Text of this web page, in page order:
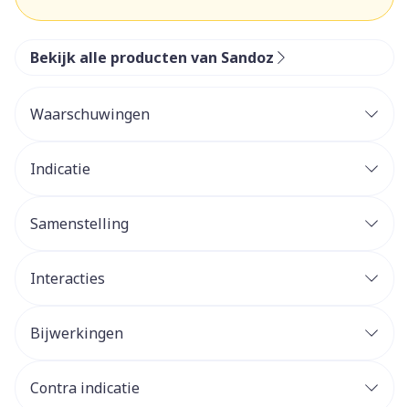
Bekijk alle producten van Sandoz
Waarschuwingen
Indicatie
Samenstelling
Interacties
Bijwerkingen
Contra indicatie